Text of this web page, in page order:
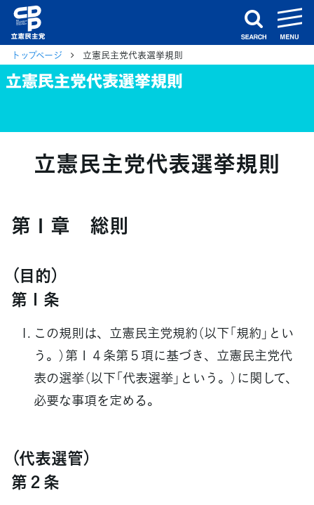
search
トップページ 立憲民主党代表選挙規則
立憲民主党代表選挙規則
立憲民主党代表選挙規則
第１章 総則
（目的）
第１条
この規則は、立憲民主党規約（以下「規約」とい
う。）第１４条第５項に基づき、立憲民主党代
表の選挙（以下「代表選挙」という。）に関して、
必要な事項を定める。
（代表選管）
第２条